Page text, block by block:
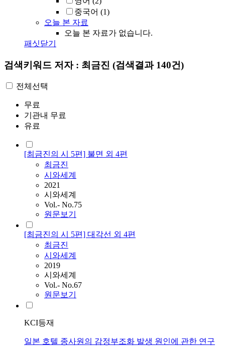
중국어 (1)
오늘 본 자료
오늘 본 자료가 없습니다.
패싯닫기
검색키워드 저자 : 최금진 (검색결과 140건)
전체선택
무료
기관내 무료
유료
[최금진의 시 5편] 불면 외 4편
최금진
시와세계
2021
시와세계
Vol.- No.75
원문보기
[최금진의 시 5편] 대각선 외 4편
최금진
시와세계
2019
시와세계
Vol.- No.67
원문보기
KCI등재
일본 호텔 종사원의 감정부조화 발생 원인에 관한 연구